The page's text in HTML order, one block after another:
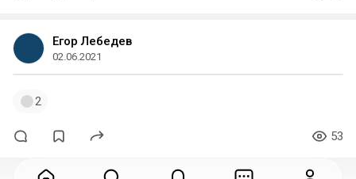
Егор Лебедев
02.06.2021
2
53